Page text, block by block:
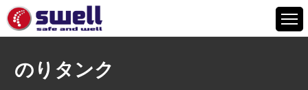
6つの特徴
のりタンク